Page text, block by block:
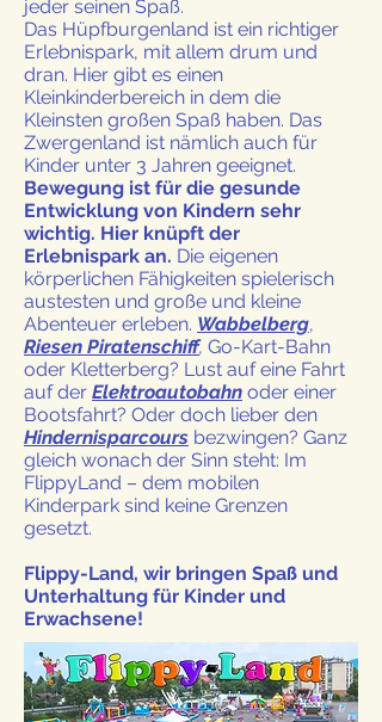
jeder seinen Spaß.
Das Hüpfburgenland ist ein richtiger
Erlebnispark, mit allem drum und
dran. Hier gibt es einen
Kleinkinderbereich in dem die
Kleinsten großen Spaß haben. Das
Zwergenland ist nämlich auch für
Kinder unter 3 Jahren geeignet.
Bewegung ist für die gesunde
Entwicklung von Kindern sehr
wichtig. Hier knüpft der
Erlebnispark an. Die eigenen
körperlichen Fähigkeiten spielerisch
austesten und große und kleine
Abenteuer erleben. Wabbelberg,
Riesen Piratenschiff, Go-Kart-Bahn
oder Kletterberg? Lust auf eine Fahrt
auf der Elektroautobahn oder einer
Bootsfahrt? Oder doch lieber den
Hindernisparcours bezwingen? Ganz
gleich wonach der Sinn steht: Im
FlippyLand – dem mobilen
Kinderpark sind keine Grenzen
gesetzt.
Flippy-Land, wir bringen Spaß und
Unterhaltung für Kinder und
Erwachsene!